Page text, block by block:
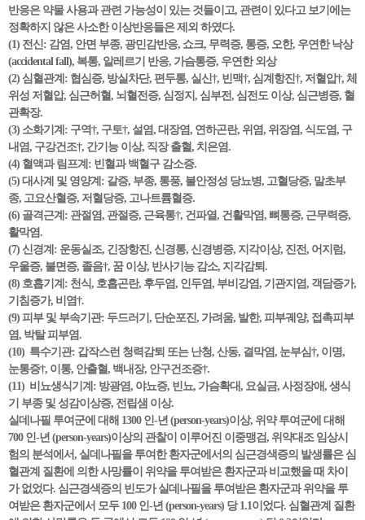
반응은 약물 사용과 관련 가능성이 있는 것들이고, 관련이 있다고 보기에는
정확하지 않은 사소한 이상반응들은 제외 하였다.
(1) 전신: 감염, 안면 부종, 광민감반응, 쇼크, 무력증, 통증, 오한, 우연한 낙상
(accidental fall), 복통, 알레르기 반응, 가슴통증, 우연한 외상
(2) 심혈관계: 협심증, 방실차단, 편두통, 실신†, 빈맥†, 심계항진†, 저혈압†, 체
위성 저혈압, 심근허혈, 뇌혈전증, 심정지, 심부전, 심전도 이상, 심근병증, 혈
관확장.
(3) 소화기계: 구역†, 구토†, 설염, 대장염, 연하곤란, 위염, 위장염, 식도염, 구
내염, 구강건조†, 간기능 이상, 직장 출혈, 치은염.
(4) 혈액과 림프계: 빈혈과 백혈구 감소증.
(5) 대사계 및 영양계: 갈증, 부종, 통풍, 불안정성 당뇨병, 고혈당증, 말초부
종, 고요산혈증, 저혈당증, 고나트륨혈증.
(6) 골격근계: 관절염, 관절증, 근육통†, 건파열, 건활막염, 뼈통증, 근무력증,
활막염.
(7) 신경계: 운동실조, 긴장항진, 신경통, 신경병증, 지각이상, 진전, 어지럼,
우울증, 불면증, 졸음†, 꿈 이상, 반사기능 감소, 지각감퇴.
(8) 호흡기계: 천식, 호흡곤란, 후두염, 인두염, 부비강염, 기관지염, 객담증가,
기침증가, 비염†.
(9) 피부 및 부속기관: 두드러기, 단순포진, 가려움, 발한, 피부궤양, 접촉피부
염, 박탈 피부염.
(10) 특수기관: 갑작스런 청력감퇴 또는 난청, 산동, 결막염, 눈부심†, 이명,
눈통증†, 이통, 안출혈, 백내장, 안구건조증†.
(11) 비뇨생식기계: 방광염, 야뇨증, 빈뇨, 가슴확대, 요실금, 사정장애, 생식
기 부종 및 성감이상증, 전립샘 이상.
실데나필 투여군에 대해 1300 인-년 (person-years)이상, 위약 투여군에 대해
700 인-년 (person-years)이상의 관찰이 이루어진 이중맹검, 위약대조 임상시
험의 분석에서, 실데나필을 투여한 환자군에서의 심근경색증의 발생률은 심
혈관계 질환에 의한 사망률이 위약을 투여받은 환자군과 비교했을 때 차이
가 없었다. 심근경색증의 빈도가 실데나필을 투여받은 환자군과 위약을 투
여받은 환자군에서 모두 100 인-년 (person-years) 당 1.1이었다. 심혈관계 질환